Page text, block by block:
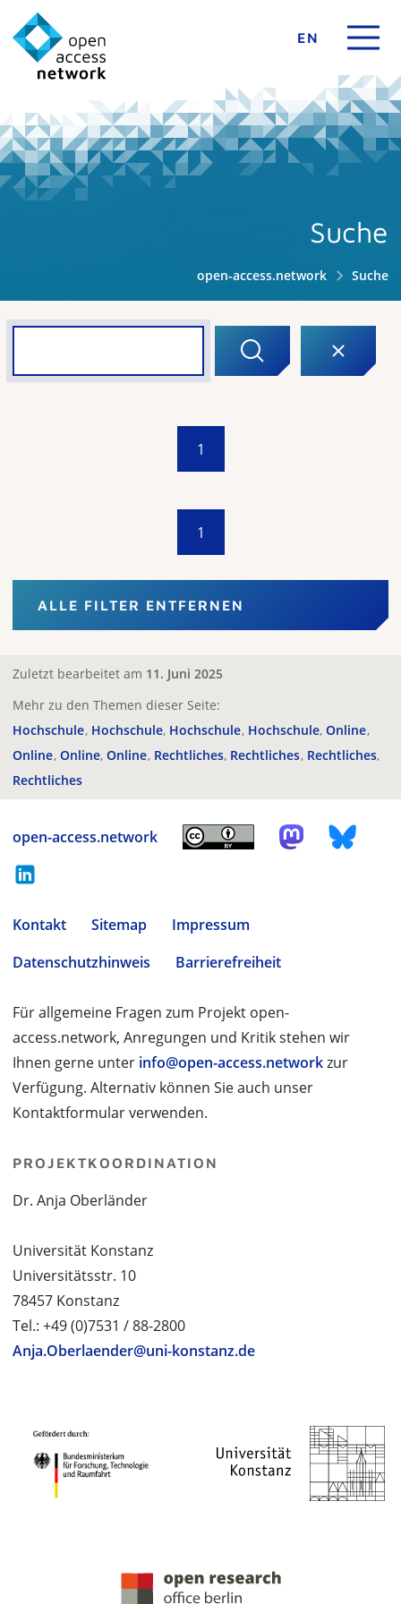
EN
Suche
open-access.network Suche
1
1
ALLE FILTER ENTFERNEN
Zuletzt bearbeitet am 11. Juni 2025
Mehr zu den Themen dieser Seite:
Hochschule Hochschule Hochschule Hochschule Online
Online Online Online Rechtliches Rechtliches Rechtliches
Rechtliches
open-access.network
Kontakt Sitemap
Impressum
Datenschutzhinweis
Barrierefreiheit
Für allgemeine Fragen zum Projekt open-
access.network, Anregungen und Kritik stehen wir
Ihnen gerne unter info@open-access.networkzur
Verfügung. Alternativ können Sie auch unser
Kontaktformular verwenden.
PROJEKTKOORDINATION
Dr. Anja Oberländer
Universität Konstanz
Universitätsstr. 10
78457 Konstanz
Tel.: +49 (0)7531 / 88-2800
Anja.Oberlaender@uni-konstanz.de